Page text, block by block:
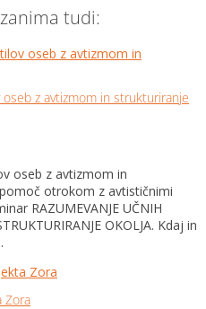
tudi:
z avtizmom in strukturiranje
oseb z avtizmom in
otrokom z avtističnimi
RAZUMEVANJE UČNIH
OKOLJA. Kdaj in
Zora